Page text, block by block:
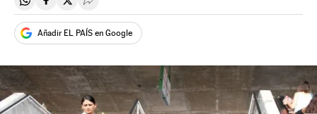
Compartir en Whatsapp
Compartir en Facebook
Compartir en Twitter
Desplegar Redes Sociales
Añadir EL PAÍS en Google